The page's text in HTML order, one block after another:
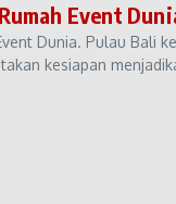
Event
Dunia. Pulau
kesiapan